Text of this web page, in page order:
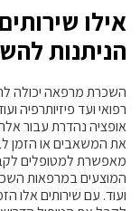
אילו
הניתנות
השכרת מרפאה יכולה
רפואי ועד פיזיותרפיה
אופציה נהדרת עבור
את המשאבים או הזמן
מאפשרת למטופלים
המוצעים במרפאות
ועוד. עם שירותים אלו